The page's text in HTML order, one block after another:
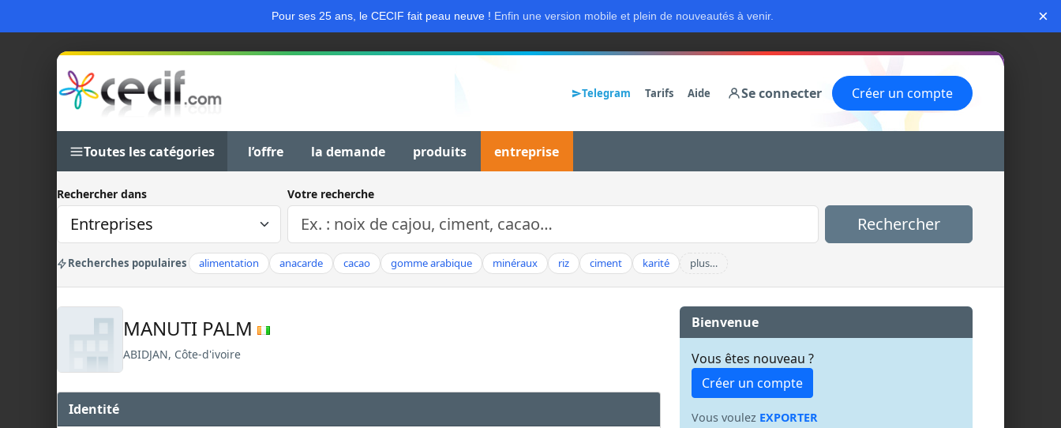
Pour ses 25 ans, le CECIF fait peau neuve ! Enfin une version mobile et plein de nouveautés à venir. ×
Telegram Tarifs Aide Se connecter Créer un compte
Toutes les catégories l’offre la demande produits entreprise
Rechercher dans Votre recherche
Rechercher
Recherches populaires alimentation anacarde cacao gomme arabique minéraux riz ciment karité plus…
MANUTI PALM
ABIDJAN, Côte-d'ivoire
Identité
Bienvenue
Vous êtes nouveau ?
Créer un compte
Vous voulez EXPORTER